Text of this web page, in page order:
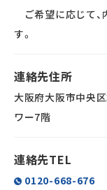
ご希望に応じて、
す。
連絡先住所
大阪府大阪市中央
ワー7階
連絡先TEL
0120-668-676